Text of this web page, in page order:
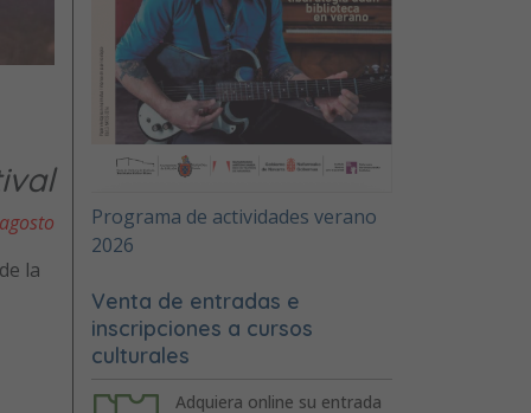
de la
Programa de actividades verano
2026
Venta de entradas e
inscripciones a cursos
culturales
Adquiera online su entrada